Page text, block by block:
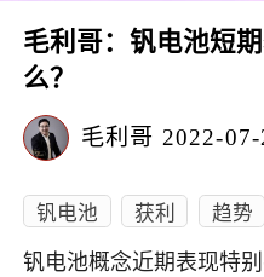
毛利哥：钒电池短
么？
毛利哥 2022-07-
钒电池 获利 趋势
钒电池概念近期表现特